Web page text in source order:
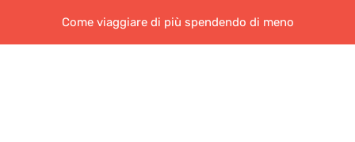
Come viaggiare di più spendendo di meno